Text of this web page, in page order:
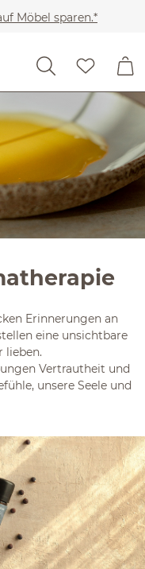
Möbel sparen.*
Erinnerungen an
eine unsichtbare
lieben.
Vertrautheit und
unsere Seele und